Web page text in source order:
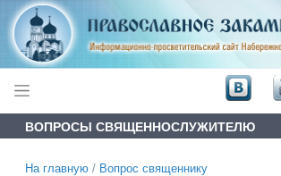
ВОПРОСЫ СВЯЩЕННОСЛУЖИТЕЛЮ
На главную / Вопрос священнику